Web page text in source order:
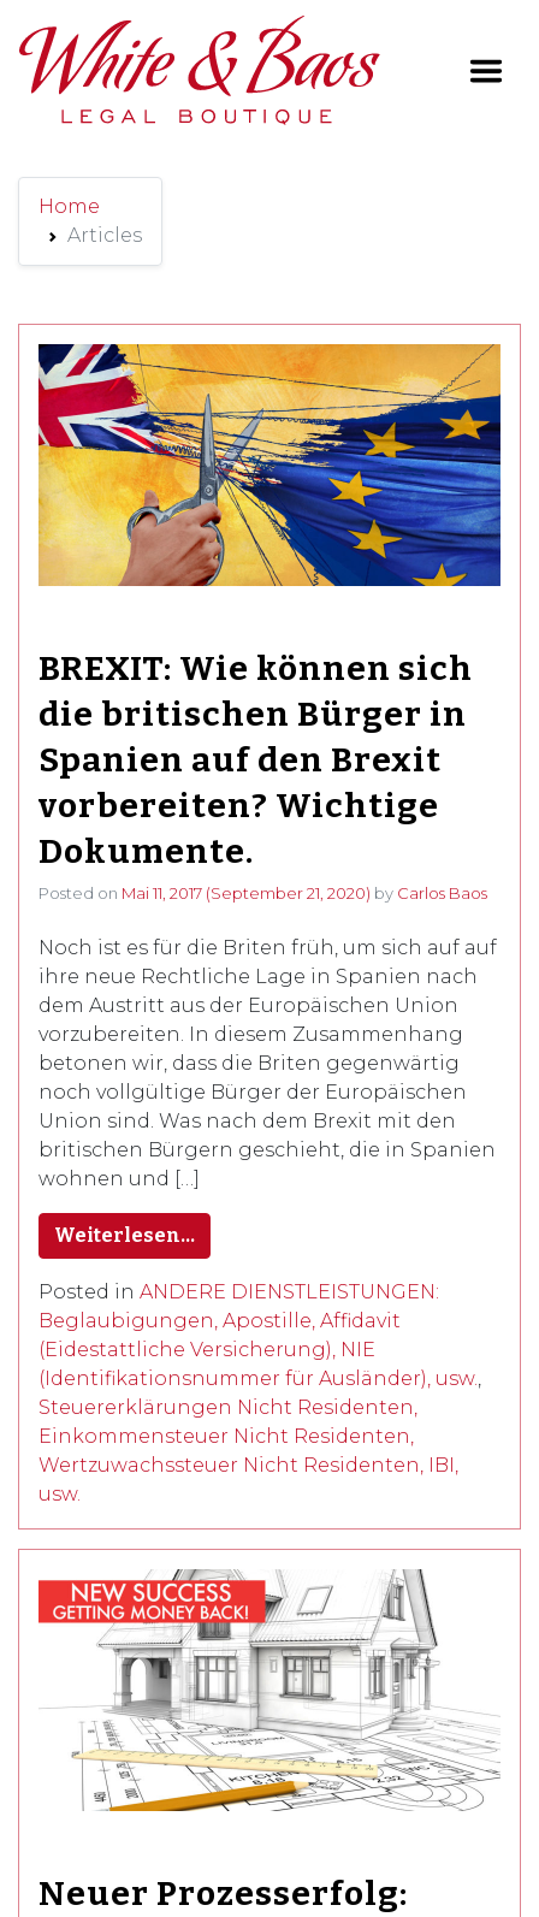
Main Navigation
Home
Articles
BREXIT: Wie können sich
die britischen Bürger in
Spanien auf den Brexit
vorbereiten? Wichtige
Dokumente.
Posted on Mai 11, 2017 (September 21, 2020) by Carlos Baos
Noch ist es für die Briten früh, um sich auf auf
ihre neue Rechtliche Lage in Spanien nach
dem Austritt aus der Europäischen Union
vorzubereiten. In diesem Zusammenhang
betonen wir, dass die Briten gegenwärtig
noch vollgültige Bürger der Europäischen
Union sind. Was nach dem Brexit mit den
britischen Bürgern geschieht, die in Spanien
wohnen und […]
Weiterlesen…
Posted in ANDERE DIENSTLEISTUNGEN:
Beglaubigungen, Apostille, Affidavit
(Eidestattliche Versicherung), NIE
(Identifikationsnummer für Ausländer), usw.,
Steuererklärungen Nicht Residenten,
Einkommensteuer Nicht Residenten,
Wertzuwachssteuer Nicht Residenten, IBI,
usw.
Neuer Prozesserfolg: